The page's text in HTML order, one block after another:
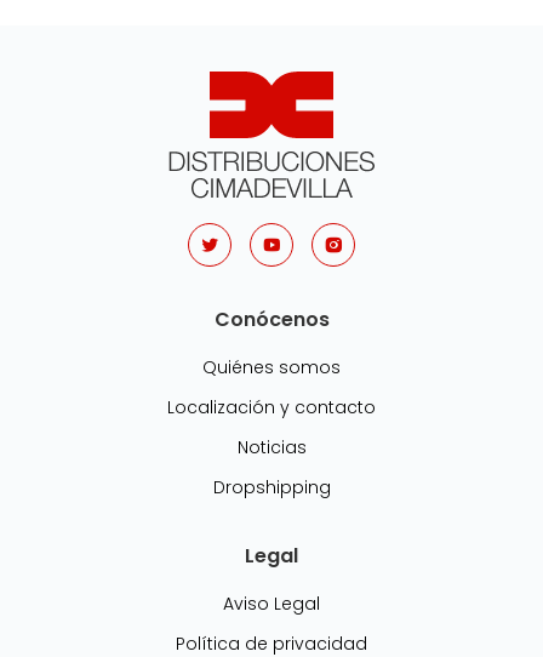
Conócenos
Quiénes somos
Localización y contacto
Noticias
Dropshipping
Legal
Aviso Legal
Política de privacidad